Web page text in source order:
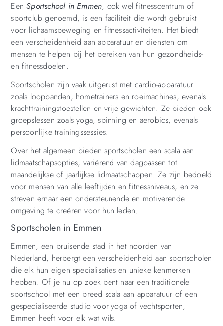
EenSportschool in Emmen, ook wel fitnesscentrum of
sportclub genoemd, is een faciliteit die wordt gebruikt
voor lichaamsbeweging en fitnessactiviteiten. Het biedt
een verscheidenheid aan apparatuur en diensten om
mensen te helpen bij het bereiken van hun gezondheids-
en fitnessdoelen.
Sportscholen zijn vaak uitgerust met cardio-apparatuur
zoals loopbanden, hometrainers en roeimachines, evenals
krachttrainingstoestellen en vrije gewichten. Ze bieden ook
groepslessen zoals yoga, spinning en aerobics, evenals
persoonlijke trainingssessies.
Over het algemeen bieden sportscholen een scala aan
lidmaatschapsopties, variërend van dagpassen tot
maandelijkse of jaarlijkse lidmaatschappen. Ze zijn bedoeld
voor mensen van alle leeftijden en fitnessniveaus, en ze
streven ernaar een ondersteunende en motiverende
omgeving te creëren voor hun leden.
Sportscholen in Emmen
Emmen, een bruisende stad in het noorden van
Nederland, herbergt een verscheidenheid aan sportscholen
die elk hun eigen specialisaties en unieke kenmerken
hebben. Of je nu op zoek bent naar een traditionele
sportschool met een breed scala aan apparatuur of een
gespecialiseerde studio voor yoga of vechtsporten,
Emmen heeft voor elk wat wils.